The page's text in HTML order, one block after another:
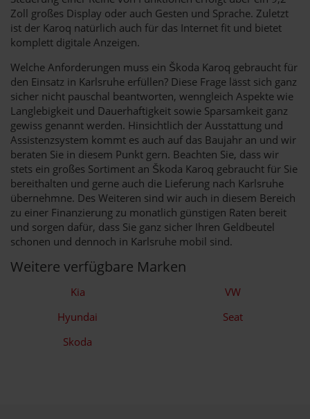
Zoll großes Display oder auch Gesten und Sprache. Zuletzt
ist der Karoq natürlich auch für das Internet fit und bietet
komplett digitale Anzeigen.
Welche Anforderungen muss ein Škoda Karoq gebraucht für
den Einsatz in Karlsruhe erfüllen? Diese Frage lässt sich ganz
sicher nicht pauschal beantworten, wenngleich Aspekte wie
Langlebigkeit und Dauerhaftigkeit sowie Sparsamkeit ganz
gewiss genannt werden. Hinsichtlich der Ausstattung und
Assistenzsystem kommt es auch auf das Baujahr an und wir
beraten Sie in diesem Punkt gern. Beachten Sie, dass wir
stets ein großes Sortiment an Škoda Karoq gebraucht für Sie
bereithalten und gerne auch die Lieferung nach Karlsruhe
übernehmne. Des Weiteren sind wir auch in diesem Bereich
zu einer Finanzierung zu monatlich günstigen Raten bereit
und sorgen dafür, dass Sie ganz sicher Ihren Geldbeutel
schonen und dennoch in Karlsruhe mobil sind.
Weitere verfügbare Marken
Kia
VW
Hyundai
Seat
Skoda